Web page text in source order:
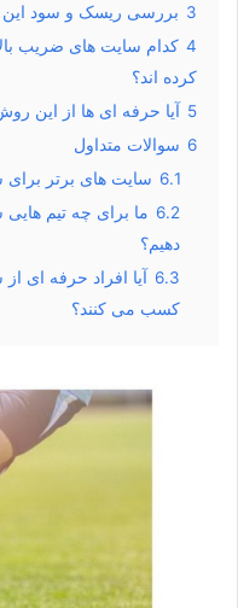
3 بررسی ریسک و سود
4 کدام سایت های ضریب
کرده اند؟
5 آیا حرفه ای ها از این
6 سوالات متداول
6.1 سایت های برتر
6.2 ما برای چه تیم
دهیم؟
6.3 آیا افراد حرفه ای
کسب می کنند؟